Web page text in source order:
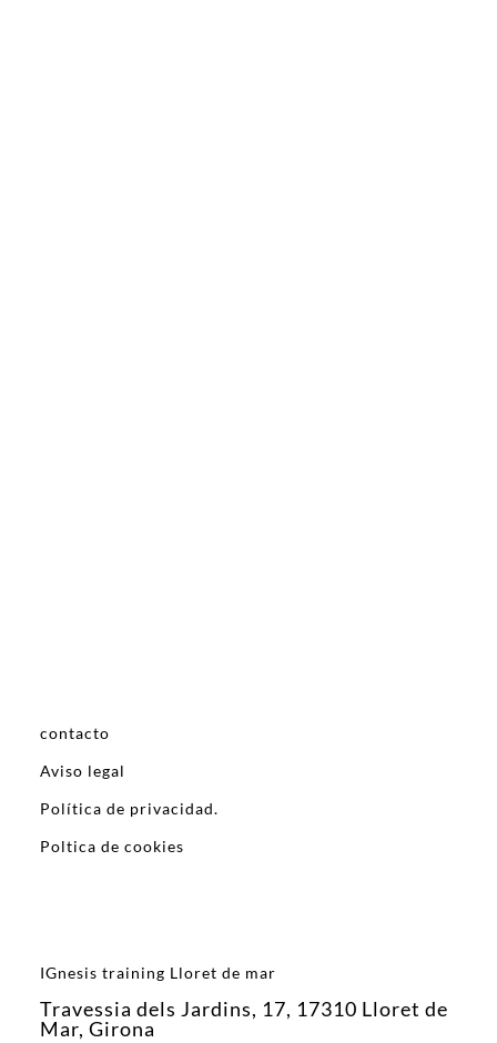
contacto
Aviso legal
Política de privacidad.
Poltica de cookies
IGnesis training Lloret de mar
Travessia dels Jardins, 17, 17310 Lloret de
Mar, Girona